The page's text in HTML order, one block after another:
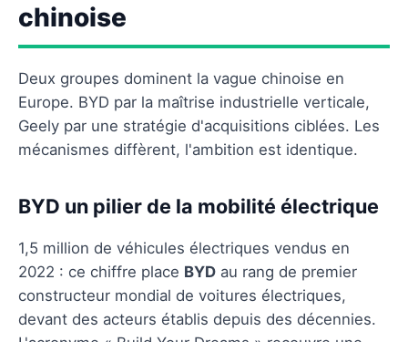
chinoise
Deux groupes dominent la vague chinoise en
Europe. BYD par la maîtrise industrielle verticale,
Geely par une stratégie d'acquisitions ciblées. Les
mécanismes diffèrent, l'ambition est identique.
BYD un pilier de la mobilité électrique
1,5 million de véhicules électriques vendus en
2022 : ce chiffre place BYD au rang de premier
constructeur mondial de voitures électriques,
devant des acteurs établis depuis des décennies.